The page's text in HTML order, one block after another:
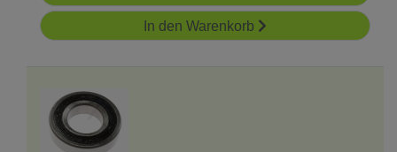
In den Warenkorb